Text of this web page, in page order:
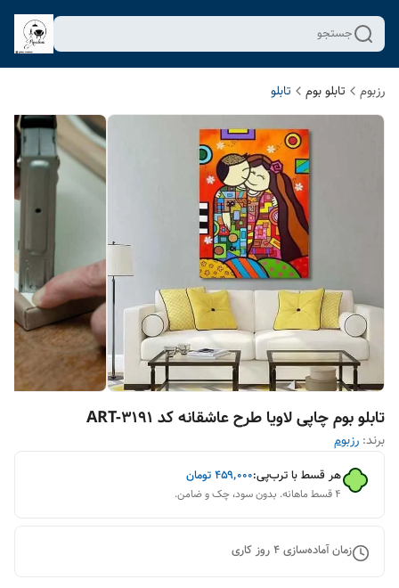
جستجو
رزبوم تابلو بوم تابلو
تابلو بوم چاپی لاویا طرح عاشقانه کد ART-3191
برند: رزبوم
هر قسط با ترب‌پی:۴۵۹٬۰۰۰تومان
۴ قسط ماهانه. بدون سود، چک و ضامن.
زمان آماده‌سازی4روز کاری